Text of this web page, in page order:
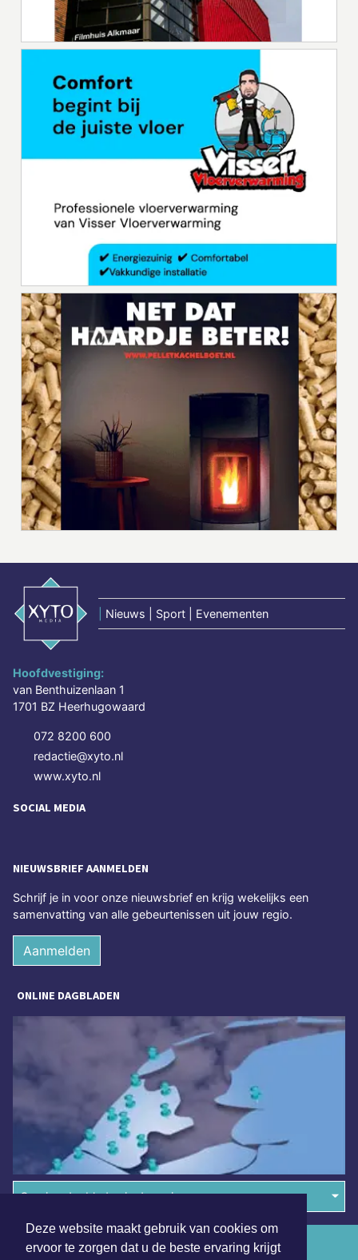
Deze website maakt gebruik van cookies om
ervoor te zorgen dat u de beste ervaring krijgt
Nieuws | Sport | Evenementen
Hoofdvestiging:
van Benthuizenlaan 1
1701 BZ Heerhugowaard
072 8200 600
redactie@xyto.nl
www.xyto.nl
SOCIAL MEDIA
NIEUWSBRIEF AANMELDEN
Schrijf je in voor onze nieuwsbrief en krijg wekelijks een
samenvatting van alle gebeurtenissen uit jouw regio.
Aanmelden
ONLINE DAGBLADEN
Overige dagbladen in de regio
Algemene voorwaarden